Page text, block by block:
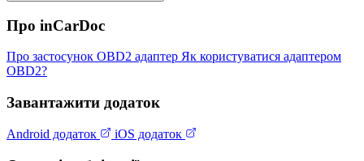
Про inCarDoc
Про застосунок OBD2 адаптер Як користуватися адаптером
OBD2?
Завантажити додаток
Android додаток iOS додаток